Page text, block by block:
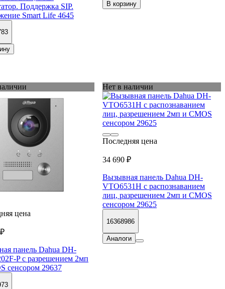
Поддержка SIP.
Smart Life 4645
В корзину
цена
панель Dahua DH-
P с разрешением 2мп
сенсором 29637
Нет в наличии
Последняя цена
34 690 ₽
Вызывная панель Dahua DH-
VTO6531H с распознаванием
лиц, разрешением 2мп и CMOS
сенсором 29625
16368986
Аналоги